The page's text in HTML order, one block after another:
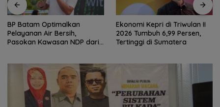
BP Batam Optimalkan
Pelayanan Air Bersih,
Pasokan Kawasan NDP dari
Ekonomi Kepri di Triwulan II
2026 Tumbuh 6,99 Persen,
Tertinggi di Sumatera